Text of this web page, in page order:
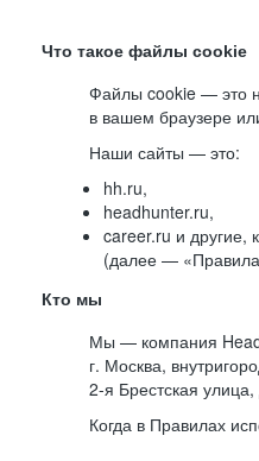
Что такое файлы cookie
Файлы cookie — это
в вашем браузере
Наши сайты — это:
hh.ru,
headhunter.ru,
career.ru и другие,
(далее —
Кто мы
Мы — компания
г. Москва,
2-я Брестская
Когда в Правилах